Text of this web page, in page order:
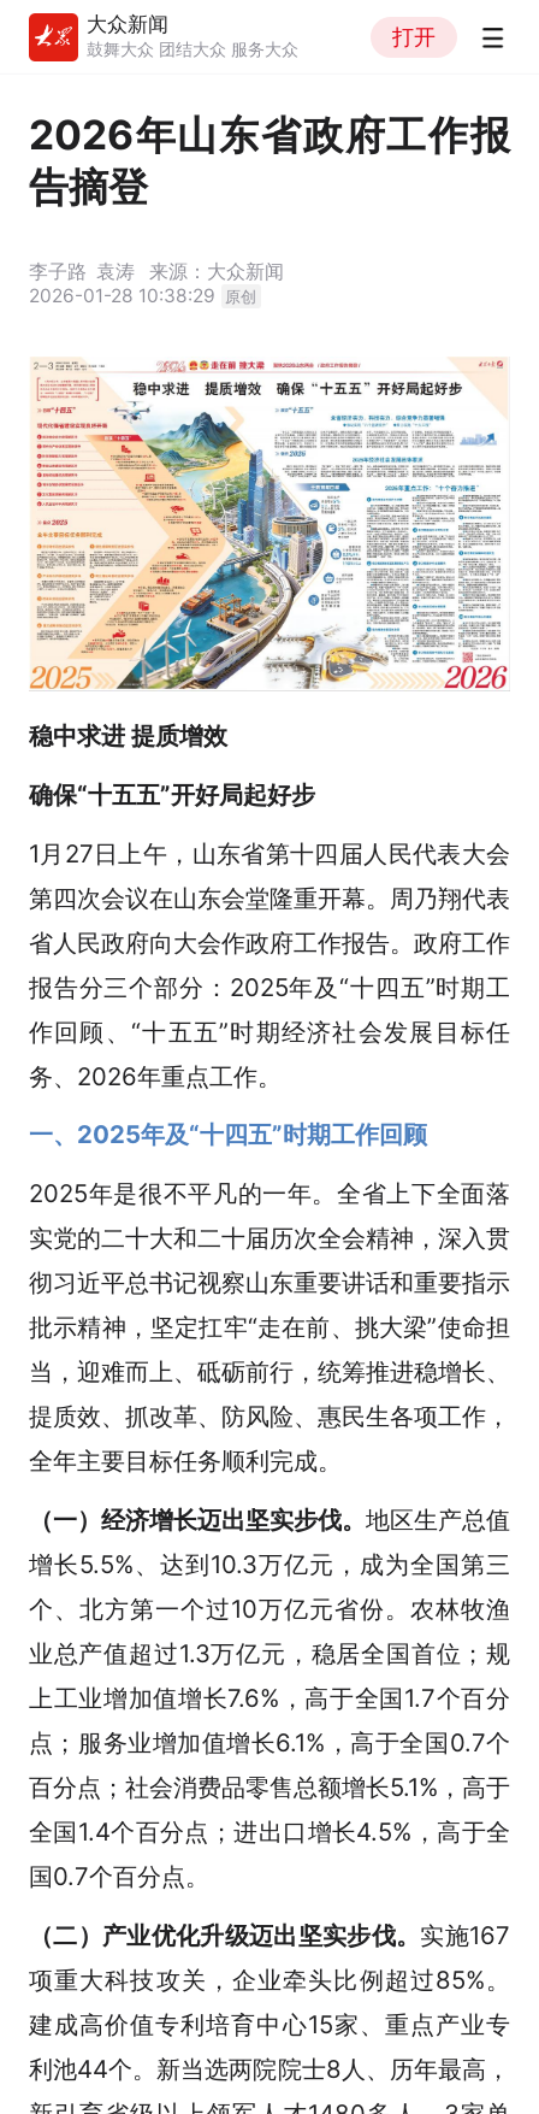
大众新闻
鼓舞大众 团结大众 服务大众
打开
2026年山东省政府工作报
告摘登
李子路 袁涛
来源：大众新闻
2026-01-28 10:38:29
原创
稳中求进 提质增效
确保“十五五”开好局起好步
1月27日上午，山东省第十四届人民代表大会
第四次会议在山东会堂隆重开幕。周乃翔代表
省人民政府向大会作政府工作报告。政府工作
报告分三个部分：2025年及“十四五”时期工
作回顾、“十五五”时期经济社会发展目标任
务、2026年重点工作。
一、2025年及“十四五”时期工作回顾
2025年是很不平凡的一年。全省上下全面落
实党的二十大和二十届历次全会精神，深入贯
彻习近平总书记视察山东重要讲话和重要指示
批示精神，坚定扛牢“走在前、挑大梁”使命担
当，迎难而上、砥砺前行，统筹推进稳增长、
提质效、抓改革、防风险、惠民生各项工作，
全年主要目标任务顺利完成。
（一）经济增长迈出坚实步伐。地区生产总值
增长5.5%、达到10.3万亿元，成为全国第三
个、北方第一个过10万亿元省份。农林牧渔
业总产值超过1.3万亿元，稳居全国首位；规
上工业增加值增长7.6%，高于全国1.7个百分
点；服务业增加值增长6.1%，高于全国0.7个
百分点；社会消费品零售总额增长5.1%，高于
全国1.4个百分点；进出口增长4.5%，高于全
国0.7个百分点。
（二）产业优化升级迈出坚实步伐。 实施167
项重大科技攻关，企业牵头比例超过85%。
建成高价值专利培育中心15家、重点产业专
利池44个。新当选两院院士8人、历年最高，